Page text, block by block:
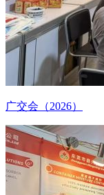
广交会（2026）